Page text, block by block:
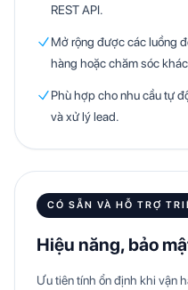
REST API.
Mở rộng được các luồng
hàng hoặc chăm sóc
Phù hợp cho nhu cầu tự
và xử lý lead.
CÓ SẴN VÀ HỖ TRỢ
Hiệu năng, bảo
Ưu tiên tính ổn định khi vận